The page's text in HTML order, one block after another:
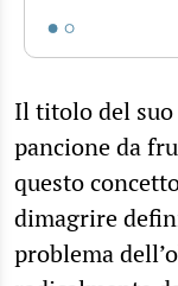
Il titolo del
pancione da
questo
dimagrire
problema